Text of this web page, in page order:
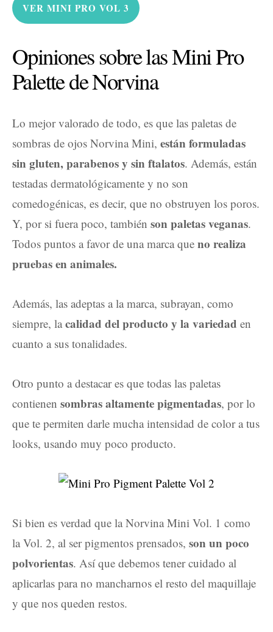
VER MINI PRO VOL 3
Opiniones sobre las Mini Pro
Palette de Norvina
Lo mejor valorado de todo, es que las paletas de
sombras de ojos Norvina Mini, están formuladas
sin gluten, parabenos y sin ftalatos. Además, están
testadas dermatológicamente y no son
comedogénicas, es decir, que no obstruyen los poros.
Y, por si fuera poco, también son paletas veganas.
Todos puntos a favor de una marca que no realiza
pruebas en animales.
Además, las adeptas a la marca, subrayan, como
siempre, la calidad del producto y la variedad en
cuanto a sus tonalidades.
Otro punto a destacar es que todas las paletas
contienen sombras altamente pigmentadas, por lo
que te permiten darle mucha intensidad de color a tus
looks, usando muy poco producto.
Si bien es verdad que la Norvina Mini Vol. 1 como
la Vol. 2, al ser pigmentos prensados, son un poco
polvorientas. Así que debemos tener cuidado al
aplicarlas para no mancharnos el resto del maquillaje
y que nos queden restos.